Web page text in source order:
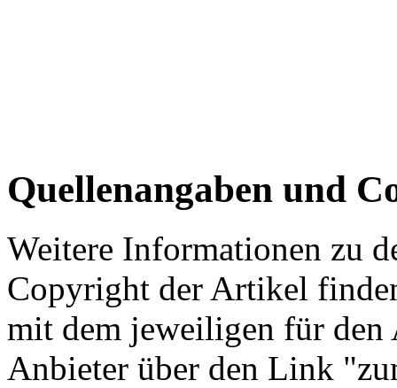
Quellenangaben und
Weitere Informationen zu
Copyright der Artikel
mit dem jeweiligen für
Anbieter über den Link